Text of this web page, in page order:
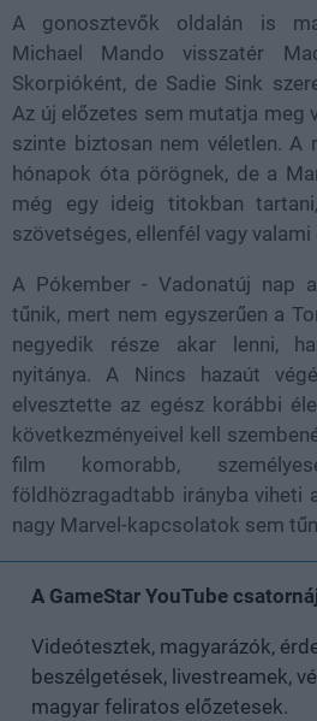
A gonosztevők oldalán is
Michael Mando visszatér
Skorpióként, de Sadie Sink
Az új előzetes sem mutatja meg
szinte biztosan nem véletlen. A
hónapok óta pörögnek, de a
még egy ideig titokban
szövetséges, ellenfél vagy
A Pókember - Vadonatúj nap
tűnik, mert nem egyszerűen a
negyedik része akar lenni,
nyitánya. A Nincs hazaút
elvesztette az egész korábbi
következményeivel kell
film komorabb,
földhözragadtabb irányba viheti
nagy Marvel-kapcsolatok sem
A GameStar YouTube
Videótesztek, magyarázók,
beszélgetések, livestreamek,
magyar feliratos előzetesek.